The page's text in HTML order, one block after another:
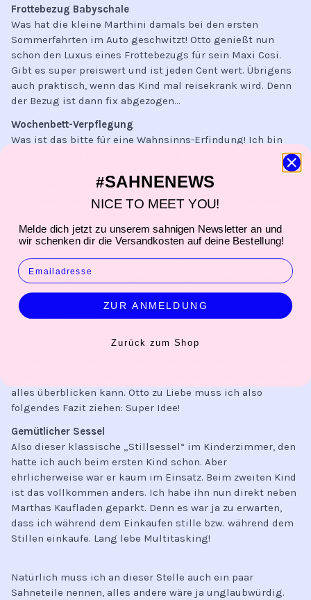
Frottebezug Babyschale
Was hat die kleine Marthini damals bei den ersten
Sommerfahrten im Auto geschwitzt! Otto genießt nun
schon den Luxus eines Frottebezugs für sein Maxi Cosi.
Gibt es super preiswert und ist jeden Cent wert. Übrigens
auch praktisch, wenn das Kind mal reisekrank wird. Denn
der Bezug ist dann fix abgezogen…
Wochenbett-Verpflegung
Was ist das bitte für eine Wahnsinns-Erfindung! Ich bin
ehrlich gesagt gar nicht sicher, ob es das 2017 schon auf
dem Markt gab? Falls ja, hab ich echt was verpasst. Ganz
liebe Freundinnen haben mir das (wohl wissend, dass
mein Mann keine Elternzeit nehmen kann und ich dank
geschenkt. Da kommt dann ein schweres Paket und drin
sind vorgekochte Leckereien, die bio und voller Vitamine
sind. Genug für eine Person inkl. Kleinkind. Was hat mich
das schon gerettet… Da gibt es übrigens diverse Anbieter,
wie z.B.mother´s finestodergesundundmutter.
Newborn-Aufsatz Triptrap
unnötig und ja, es ging natürlich auch ohne. Aber Otto hat
alles überblicken kann. Otto zu Liebe muss ich also
folgendes Fazit ziehen: Super Idee!
Gemütlicher Sessel
Also dieser klassische „Stillsessel“ im Kinderzimmer, den
hatte ich auch beim ersten Kind schon. Aber
ehrlicherweise war er kaum im Einsatz. Beim zweiten Kind
ist das vollkommen anders. Ich habe ihn nun direkt neben
Marthas Kaufladen geparkt. Denn es war ja zu erwarten,
dass ich während dem Einkaufen stille bzw. während dem
Stillen einkaufe. Lang lebe Multitasking!
Natürlich muss ich an dieser Stelle auch ein paar
Sahneteile nennen, alles andere wäre ja unglaubwürdig.
#SAHNENEWS
NICE TO MEET YOU!
Melde dich jetzt zu unserem sahnigen Newsletter an und
wir schenken dir die Versandkosten auf deine Bestellung!
EMAIL
ZUR ANMELDUNG
Zurück zum Shop